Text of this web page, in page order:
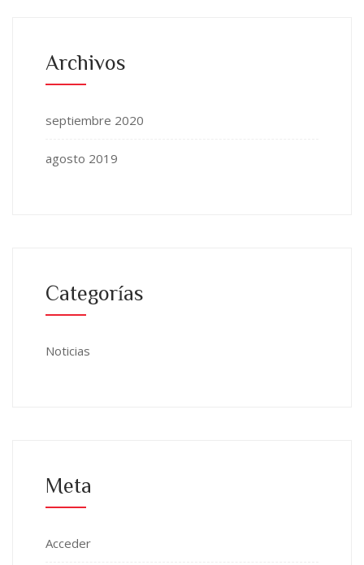
Archivos
septiembre 2020
agosto 2019
Categorías
Noticias
Meta
Acceder